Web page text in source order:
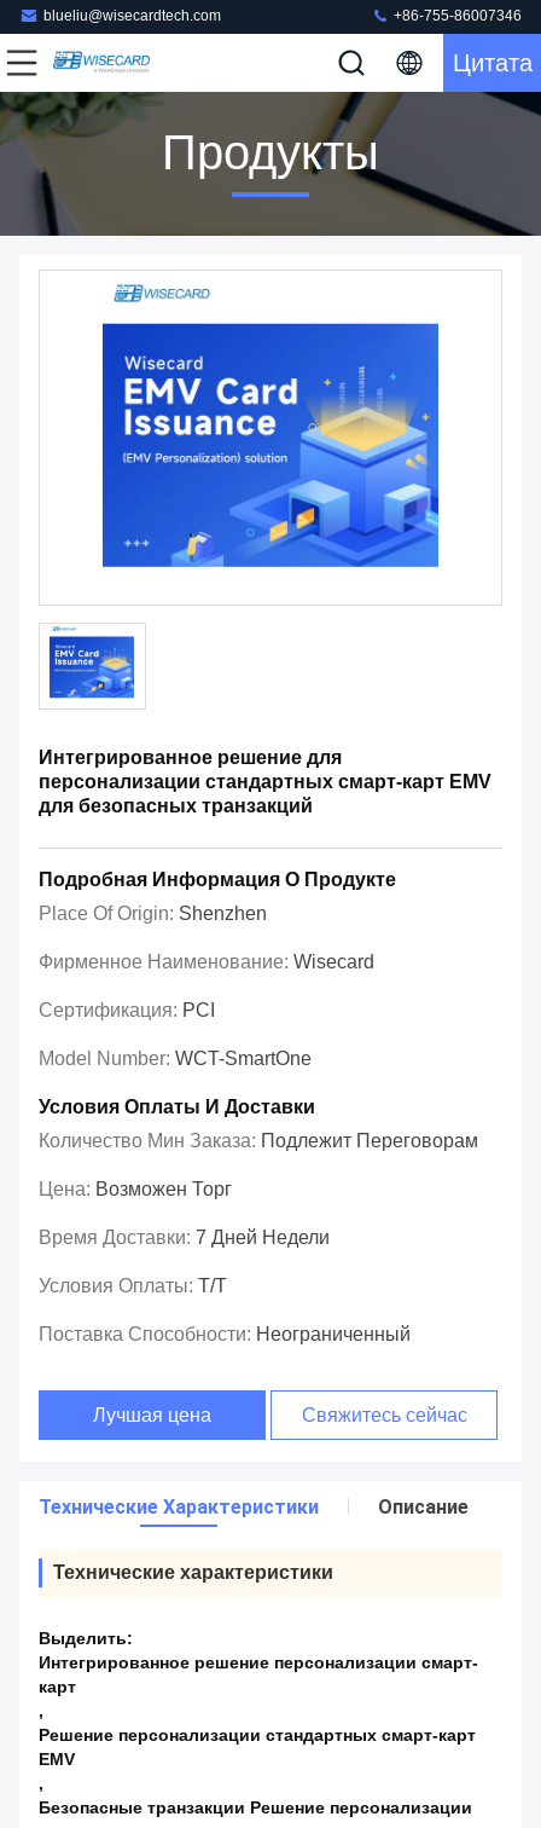
blueliu@wisecardtech.com +86-755-86007346
Цитата
Продукты
Интегрированное решение для
персонализации стандартных смарт-карт EMV
для безопасных транзакций
Подробная Информация О Продукте
Place Of Origin: Shenzhen
Фирменное Наименование: Wisecard
Сертификация: PCI
Model Number: WCT-SmartOne
Условия Оплаты И Доставки
Количество Мин Заказа: Подлежит Переговорам
Цена: Возможен Торг
Время Доставки: 7 Дней Недели
Условия Оплаты: T/T
Поставка Способности: Неограниченный
Лучшая цена Свяжитесь сейчас
Технические Характеристики Описание
Технические характеристики
Выделить:
Интегрированное решение персонализации смарт-
карт
,
Решение персонализации стандартных смарт-карт
EMV
,
Безопасные транзакции Решение персонализации